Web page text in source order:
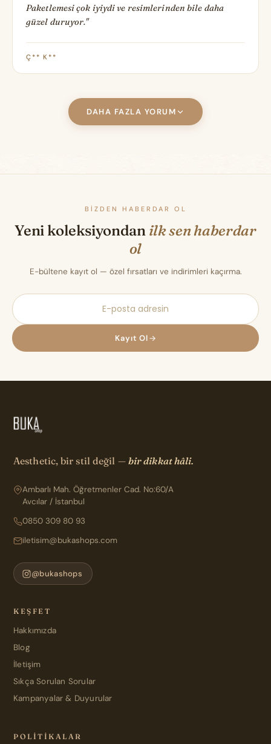
Paketlemesi çok iyiydi ve resimlerinden bile daha
güzel duruyor."
Ç** K**
DAHA FAZLA YORUM
BIZDEN HABERDAR OL
Yeni koleksiyondan ilk sen haberdar
ol
E-bültene kayıt ol — özel fırsatları ve indirimleri kaçırma.
Kayıt Ol
Aesthetic, bir stil değil — bir dikkat hâli.
Ambarlı Mah. Öğretmenler Cad. No:60/A
Avcılar / İstanbul
0850 309 80 93
iletisim@bukashops.com
@bukashops
KEŞFET
Hakkımızda
Blog
İletişim
Sıkça Sorulan Sorular
Kampanyalar & Duyurular
POLITIKALAR